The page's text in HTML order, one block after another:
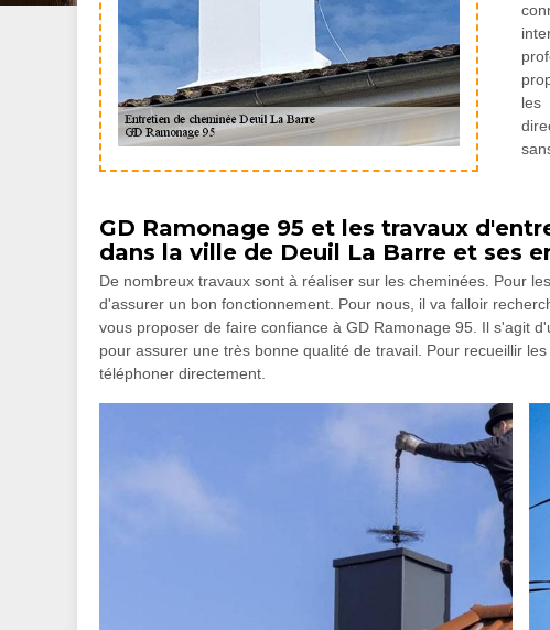
les
GD Ramonage 95 et les travaux
dans la ville de Deuil La Barre et ses
De nombreux travaux sont à réaliser sur les cheminées. Pour
d'assurer un bon fonctionnement. Pour nous, il va falloir
vous proposer de faire confiance à GD Ramonage 95. Il s'agit
pour assurer une très bonne qualité de travail. Pour recueillir
téléphoner directement.